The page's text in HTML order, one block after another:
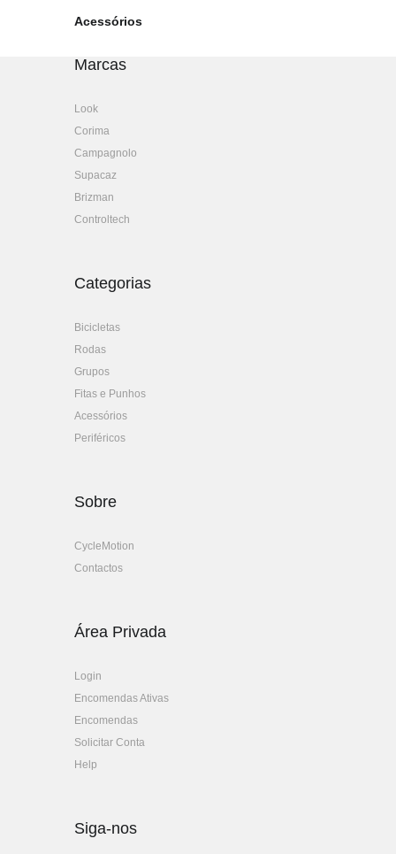
Acessórios
Marcas
Look
Corima
Campagnolo
Supacaz
Brizman
Controltech
Categorias
Bicicletas
Rodas
Grupos
Fitas e Punhos
Acessórios
Periféricos
Sobre
CycleMotion
Contactos
Área Privada
Login
Encomendas Ativas
Encomendas
Solicitar Conta
Help
Siga-nos